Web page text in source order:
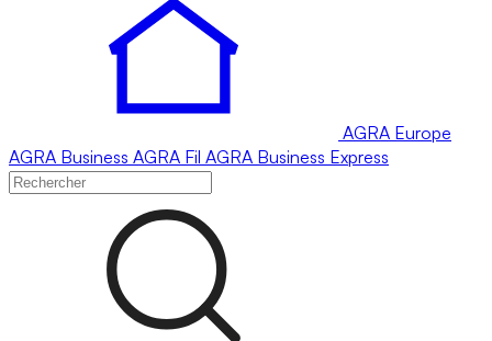
AGRA Europe
AGRA Business AGRA Fil AGRA Business Express